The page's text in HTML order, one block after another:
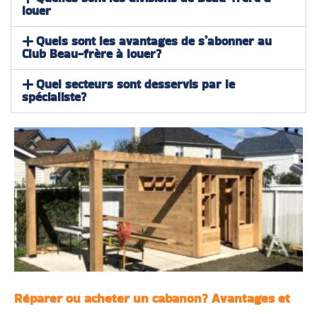
louer
Quels sont les avantages de s’abonner au
Club Beau-frère à louer?
Quel secteurs sont desservis par le
spécialiste?
Réparer ou acheter un cabanon? Avantages et